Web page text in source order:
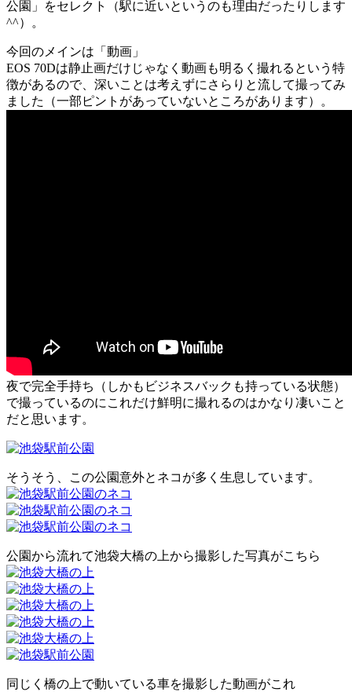
公園」をセレクト（駅に近いというのも理由だったりします
^^）。
今回のメインは「動画」
EOS 70Dは静止画だけじゃなく動画も明るく撮れるという特
徴があるので、深いことは考えずにさらりと流して撮ってみ
ました（一部ピントがあっていないところがあります）。
夜で完全手持ち（しかもビジネスバックも持っている状態）
で撮っているのにこれだけ鮮明に撮れるのはかなり凄いこと
だと思います。
そうそう、この公園意外とネコが多く生息しています。
公園から流れて池袋大橋の上から撮影した写真がこちら
同じく橋の上で動いている車を撮影した動画がこれ